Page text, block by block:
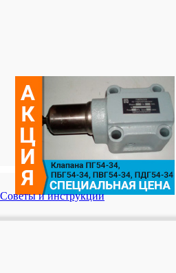
Советы и инструкции